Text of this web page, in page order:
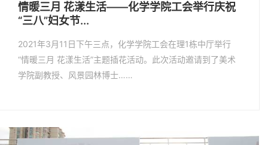
情暖三月 花漾生活——化学学院工会举行庆祝
“三八”妇女节...
2021年3月11日下午三点，化学学院工会在理1栋中厅举行
“情暖三月 花漾生活”主题插花活动。此次活动邀请到了美术
学院副教授、风景园林博士……